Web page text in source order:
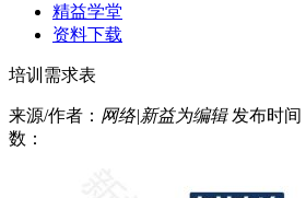
精益学堂
资料下载
培训需求表
来源/作者： 网络|新益为编辑发布时间
数：